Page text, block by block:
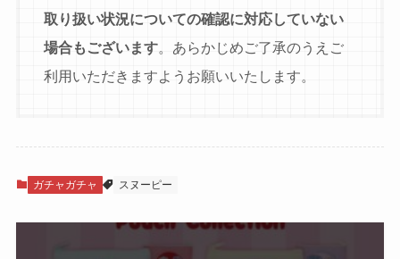
取り扱い状況についての確認に対応していない
場合もございます。あらかじめご了承のうえご
利用いただきますようお願いいたします。
ガチャガチャ スヌーピー